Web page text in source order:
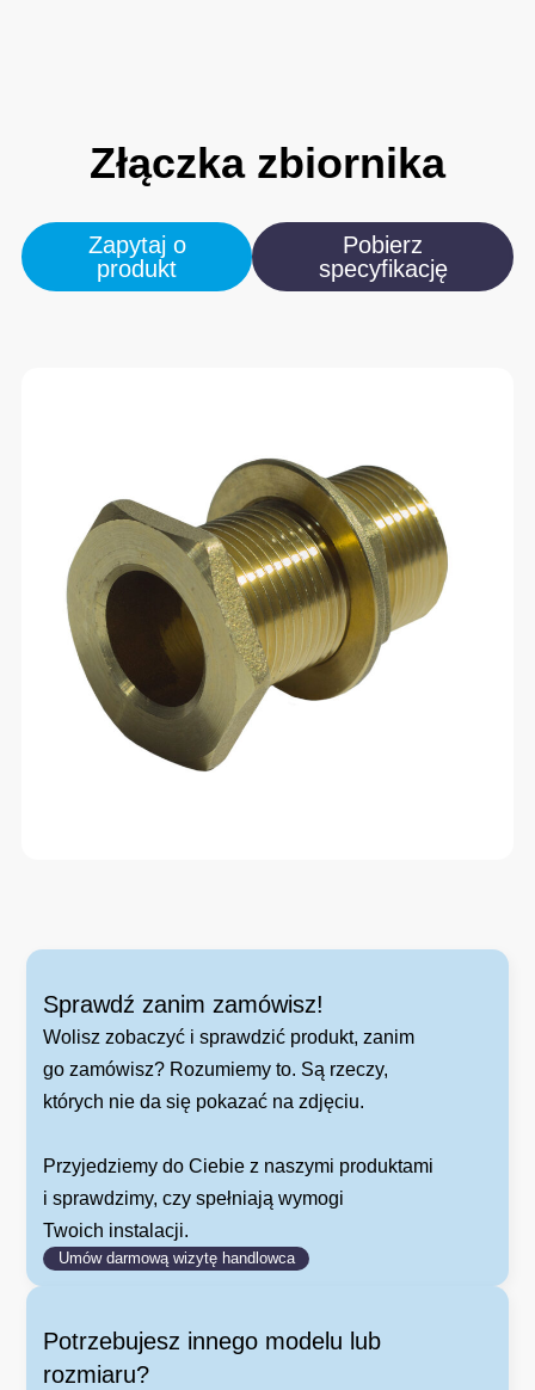
Złączka zbiornika
Zapytaj o
produkt
Pobierz
specyfikację
Sprawdź zanim zamówisz!
Wolisz zobaczyć i sprawdzić produkt, zanim
go zamówisz? Rozumiemy to. Są rzeczy,
których nie da się pokazać na zdjęciu.
Przyjedziemy do Ciebie z naszymi produktami
i sprawdzimy, czy spełniają wymogi
Twoich instalacji.
Umów darmową wizytę handlowca
Potrzebujesz innego modelu lub
rozmiaru?